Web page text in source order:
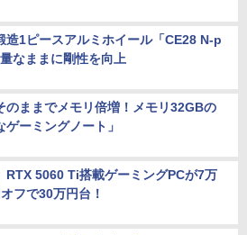
造1ピースアルミホイール「CE28 N-p
なままに剛性を向上
のままでメモリ倍増！メモリ32GBの
ゲーミングノート」
RTX 5060 Ti搭載ゲーミングPCが7万
フで30万円台！